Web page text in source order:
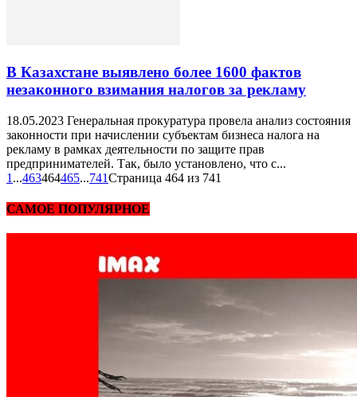
В Казахстане выявлено более 1600 фактов
незаконного взимания налогов за рекламу
18.05.2023 Генеральная прокуратура провела анализ состояния
законности при начислении субъектам бизнеса налога на
рекламу в рамках деятельности по защите прав
предпринимателей. Так, было установлено, что с...
1 ...463464465...741Страница 464 из 741
САМОЕ ПОПУЛЯРНОЕ